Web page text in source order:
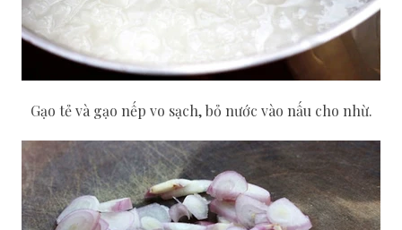
Gạo tẻ và gạo nếp vo sạch, bỏ nước vào nấu cho nhừ.